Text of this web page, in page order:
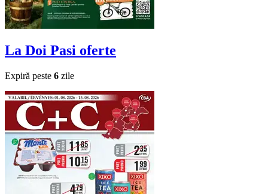
La Doi Pasi oferte
Expiră peste 6 zile